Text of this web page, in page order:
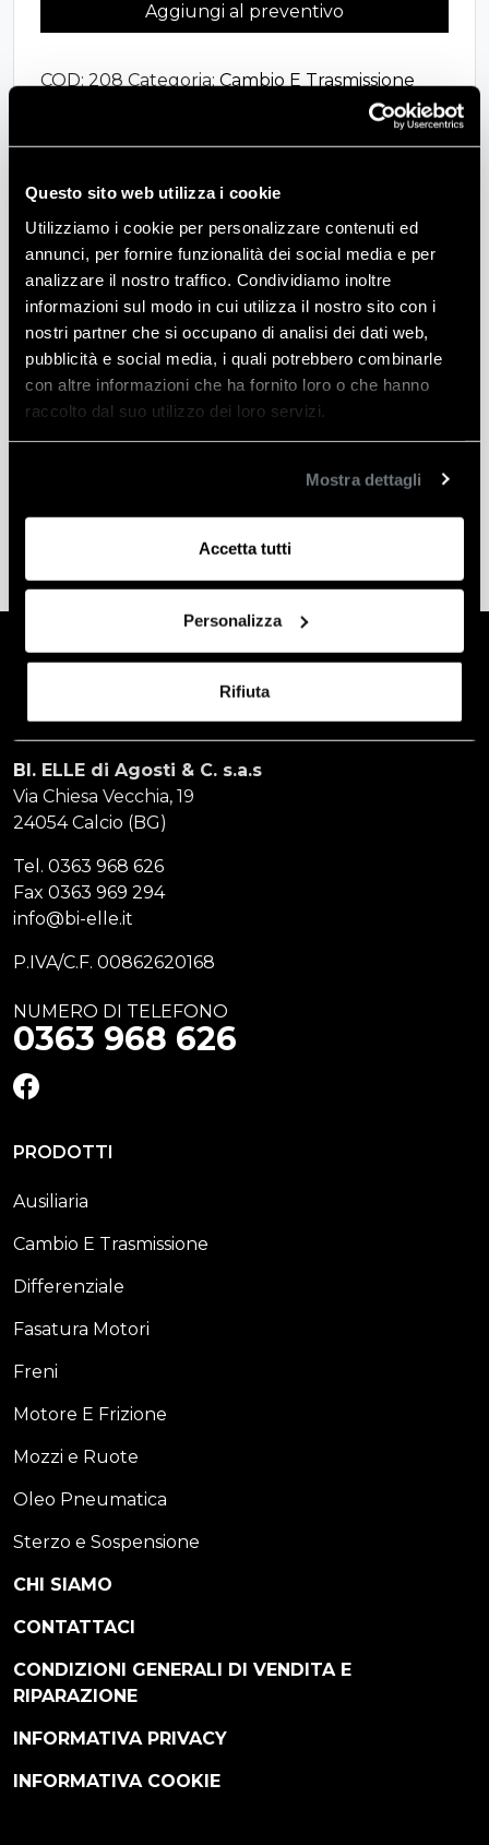
Questo sito web utilizza i cookie
Utilizziamo i cookie per personalizzare contenuti ed
annunci, per fornire funzionalità dei social media e per
analizzare il nostro traffico. Condividiamo inoltre
informazioni sul modo in cui utilizza il nostro sito con i
nostri partner che si occupano di analisi dei dati web,
pubblicità e social media, i quali potrebbero combinarle
con altre informazioni che ha fornito loro o che hanno
raccolto dal suo utilizzo dei loro servizi.
Mostra dettagli
Accetta tutti
Personalizza
Rifiuta
SUPPORTO
ALBERO
Aggiungi al preventivo
COD:208 Categoria:Cambio E Trasmissione
Descrizione
COPPIA SUPPORTO CENTRAGGIO ALBERO
CAMBIO FULLER
Informazioni aggiuntive
BI. ELLE di Agosti & C. s.a.s
Via Chiesa Vecchia, 19
24054 Calcio (BG)
Tel. 0363 968 626
Fax 0363 969 294
info@bi-elle.it
P.IVA/C.F. 00862620168
NUMERO DI TELEFONO
0363 968 626
FACEBOOK
PRODOTTI
Ausiliaria
Cambio E Trasmissione
Differenziale
Fasatura Motori
Freni
Motore E Frizione
Mozzi e Ruote
Oleo Pneumatica
Sterzo e Sospensione
CHI SIAMO
CONTATTACI
CONDIZIONI GENERALI DI VENDITA E
RIPARAZIONE
INFORMATIVA PRIVACY
INFORMATIVA COOKIE